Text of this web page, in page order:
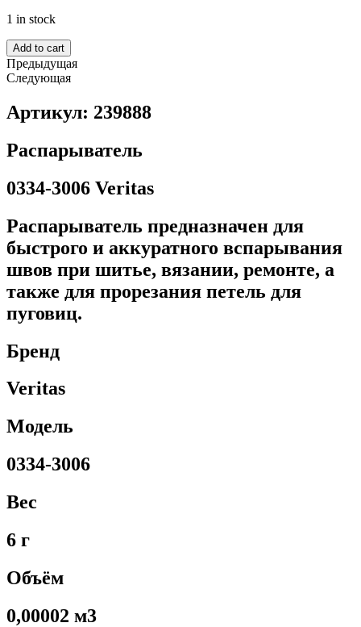
1 in stock
Add to cart
Предыдущая
Следующая
Артикул: 239888
Распарыватель
0334-3006 Veritas
Распарыватель предназначен для
быстрого и аккуратного вспарывания
швов при шитье, вязании, ремонте, а
также для прорезания петель для
пуговиц.
Бренд
Veritas
Модель
0334-3006
Вес
6 г
Объём
0,00002 м3